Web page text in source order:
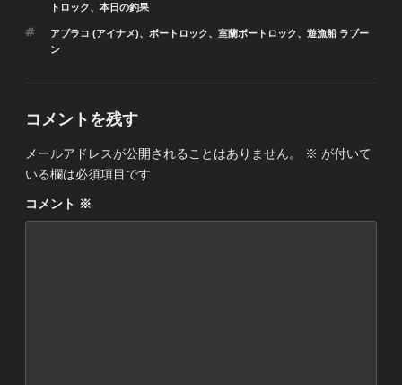
テ
リ
ー
トロック、 本日の釣果
タ
グ
アブラコ (アイナメ)、 ボートロック、 室蘭ボートロック、 遊漁船 ラブー
ン
コメントを残す
メールアドレスが公開されることはありません。 ※ が付いて
いる欄は必須項目です
コメント ※